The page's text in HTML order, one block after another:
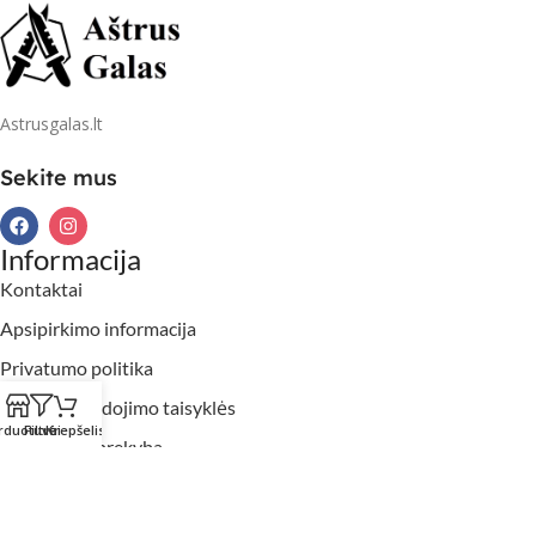
Astrusgalas.lt
Sekite mus
Informacija
Kontaktai
Apsipirkimo informacija
Privatumo politika
Slapukų naudojimo taisyklės
Didmeninė prekyba
FiltraiKrepšelis